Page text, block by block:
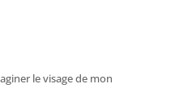
le visage de mon